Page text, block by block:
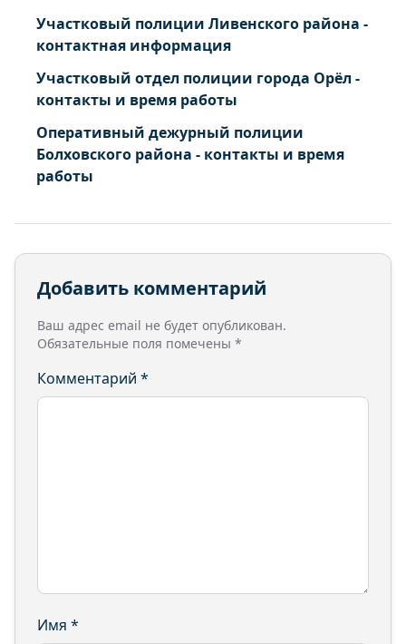
Участковый полиции Ливенского района -
контактная информация
Участковый отдел полиции города Орёл -
контакты и время работы
Оперативный дежурный полиции
Болховского района - контакты и время
работы
Добавить комментарий
Ваш адрес email не будет опубликован.
Обязательные поля помечены *
Комментарий *
Имя *